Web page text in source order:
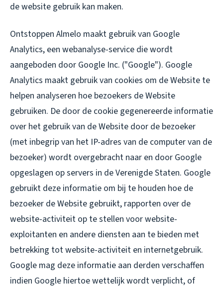
de website gebruik kan maken.
Ontstoppen Almelo maakt gebruik van Google
Analytics, een webanalyse-service die wordt
aangeboden door Google Inc. ("Google"). Google
Analytics maakt gebruik van cookies om de Website te
helpen analyseren hoe bezoekers de Website
gebruiken. De door de cookie gegenereerde informatie
over het gebruik van de Website door de bezoeker
(met inbegrip van het IP-adres van de computer van de
bezoeker) wordt overgebracht naar en door Google
opgeslagen op servers in de Verenigde Staten. Google
gebruikt deze informatie om bij te houden hoe de
bezoeker de Website gebruikt, rapporten over de
website-activiteit op te stellen voor website-
exploitanten en andere diensten aan te bieden met
betrekking tot website-activiteit en internetgebruik.
Google mag deze informatie aan derden verschaffen
indien Google hiertoe wettelijk wordt verplicht, of